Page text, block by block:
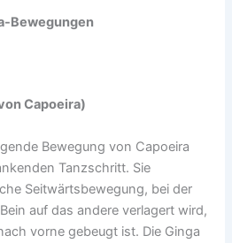
Bewegungen
Capoeira)
Bewegung von Capoeira
Tanzschritt. Sie
Seitwärtsbewegung, bei der
auf das andere verlagert wird,
vorne gebeugt ist. Die Ginga